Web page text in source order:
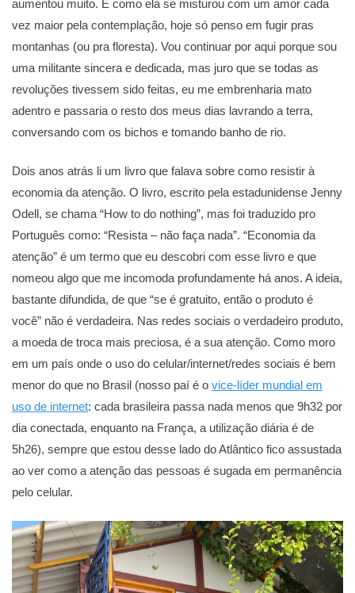
aumentou muito. E como ela se misturou com um amor cada
vez maior pela contemplação, hoje só penso em fugir pras
montanhas (ou pra floresta). Vou continuar por aqui porque sou
uma militante sincera e dedicada, mas juro que se todas as
revoluções tivessem sido feitas, eu me embrenharia mato
adentro e passaria o resto dos meus dias lavrando a terra,
conversando com os bichos e tomando banho de rio.
Dois anos atrás li um livro que falava sobre como resistir à
economia da atenção. O livro, escrito pela estadunidense Jenny
Odell, se chama “How to do nothing”, mas foi traduzido pro
Português como: “Resista – não faça nada”. “Economia da
atenção” é um termo que eu descobri com esse livro e que
nomeou algo que me incomoda profundamente há anos. A ideia,
bastante difundida, de que “se é gratuito, então o produto é
você” não é verdadeira. Nas redes sociais o verdadeiro produto,
a moeda de troca mais preciosa, é a sua atenção. Como moro
em um país onde o uso do celular/internet/redes sociais é bem
menor do que no Brasil (nosso paí é o vice-líder mundial em
uso de internet: cada brasileira passa nada menos que 9h32 por
dia conectada, enquanto na França, a utilização diária é de
5h26), sempre que estou desse lado do Atlântico fico assustada
ao ver como a atenção das pessoas é sugada em permanência
pelo celular.